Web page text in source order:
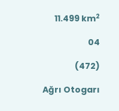
11.499 km2
04
(472)
Ağrı Otogarı